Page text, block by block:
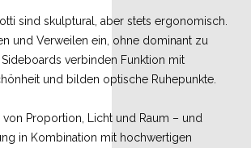
sind skulptural, aber stets ergonomisch.
und Verweilen ein, ohne dominant zu
verbinden Funktion mit
und bilden optische Ruhepunkte.
Proportion, Licht und Raum – und
in Kombination mit hochwertigen